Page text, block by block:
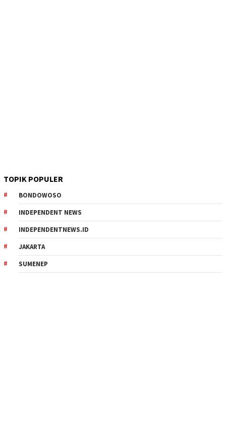
TOPIK POPULER
BONDOWOSO
INDEPENDENT NEWS
INDEPENDENTNEWS.ID
JAKARTA
SUMENEP